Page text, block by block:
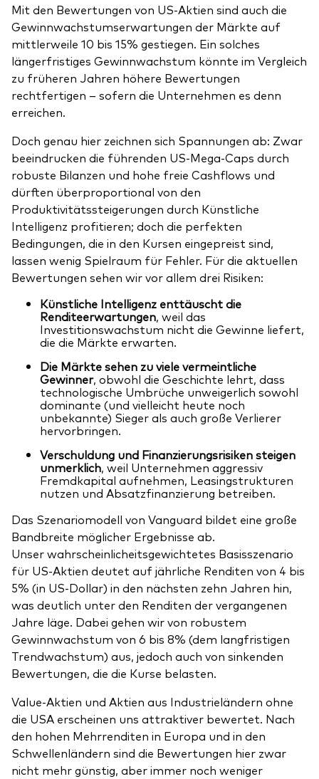
Mit den Bewertungen von US-Aktien sind auch die
Gewinnwachstumserwartungen der Märkte auf
mittlerweile 10 bis 15% gestiegen. Ein solches
längerfristiges Gewinnwachstum könnte im Vergleich
zu früheren Jahren höhere Bewertungen
rechtfertigen – sofern die Unternehmen es denn
erreichen.
Doch genau hier zeichnen sich Spannungen ab: Zwar
beeindrucken die führenden US-Mega-Caps durch
robuste Bilanzen und hohe freie Cashflows und
dürften überproportional von den
Produktivitätssteigerungen durch Künstliche
Intelligenz profitieren; doch die perfekten
Bedingungen, die in den Kursen eingepreist sind,
lassen wenig Spielraum für Fehler. Für die aktuellen
Bewertungen sehen wir vor allem drei Risiken:
Künstliche Intelligenz enttäuscht die
Renditeerwartungen, weil das
Investitionswachstum nicht die Gewinne liefert,
die die Märkte erwarten.
Die Märkte sehen zu viele vermeintliche
Gewinner, obwohl die Geschichte lehrt, dass
technologische Umbrüche unweigerlich sowohl
dominante (und vielleicht heute noch
unbekannte) Sieger als auch große Verlierer
hervorbringen.
Verschuldung und Finanzierungsrisiken steigen
unmerklich, weil Unternehmen aggressiv
Fremdkapital aufnehmen, Leasingstrukturen
nutzen und Absatzfinanzierung betreiben.
Das Szenariomodell von Vanguard bildet eine große
Bandbreite möglicher Ergebnisse ab.
Unser wahrscheinlicheitsgewichtetes Basisszenario
für US-Aktien deutet auf jährliche Renditen von 4 bis
5% (in US-Dollar) in den nächsten zehn Jahren hin,
was deutlich unter den Renditen der vergangenen
Jahre läge. Dabei gehen wir von robustem
Gewinnwachstum von 6 bis 8% (dem langfristigen
Trendwachstum) aus, jedoch auch von sinkenden
Bewertungen, die die Kurse belasten.
Value-Aktien und Aktien aus Industrieländern ohne
die USA erscheinen uns attraktiver bewertet. Nach
den hohen Mehrrenditen in Europa und in den
Schwellenländern sind die Bewertungen hier zwar
nicht mehr günstig, aber immer noch weniger